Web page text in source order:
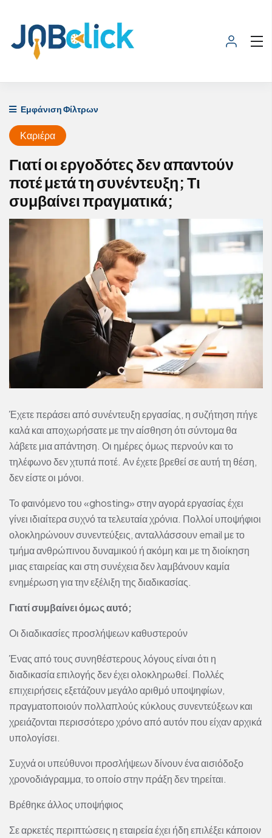
Εμφάνιση Φίλτρων
Καριέρα
Γιατί οι εργοδότες δεν απαντούν
ποτέ μετά τη συνέντευξη; Τι
συμβαίνει πραγματικά;
Έχετε περάσει από συνέντευξη εργασίας, η συζήτηση πήγε
καλά και αποχωρήσατε με την αίσθηση ότι σύντομα θα
λάβετε μια απάντηση. Οι ημέρες όμως περνούν και το
τηλέφωνο δεν χτυπά ποτέ. Αν έχετε βρεθεί σε αυτή τη θέση,
δεν είστε οι μόνοι.
Το φαινόμενο του «ghosting» στην αγορά εργασίας έχει
γίνει ιδιαίτερα συχνό τα τελευταία χρόνια. Πολλοί υποψήφιοι
ολοκληρώνουν συνεντεύξεις, ανταλλάσσουν email με το
τμήμα ανθρώπινου δυναμικού ή ακόμη και με τη διοίκηση
μιας εταιρείας και στη συνέχεια δεν λαμβάνουν καμία
ενημέρωση για την εξέλιξη της διαδικασίας.
Γιατί συμβαίνει όμως αυτό;
Οι διαδικασίες προσλήψεων καθυστερούν
Ένας από τους συνηθέστερους λόγους είναι ότι η
διαδικασία επιλογής δεν έχει ολοκληρωθεί. Πολλές
επιχειρήσεις εξετάζουν μεγάλο αριθμό υποψηφίων,
πραγματοποιούν πολλαπλούς κύκλους συνεντεύξεων και
χρειάζονται περισσότερο χρόνο από αυτόν που είχαν αρχικά
υπολογίσει.
Συχνά οι υπεύθυνοι προσλήψεων δίνουν ένα αισιόδοξο
χρονοδιάγραμμα, το οποίο στην πράξη δεν τηρείται.
Βρέθηκε άλλος υποψήφιος
Σε αρκετές περιπτώσεις η εταιρεία έχει ήδη επιλέξει κάποιον